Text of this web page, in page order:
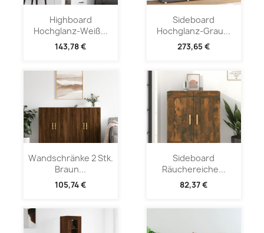
Highboard
Hochglanz-Weiß...
143,78 €
Sideboard
Hochglanz-Grau...
273,65 €
Wandschränke 2 Stk.
Braun...
105,74 €
Sideboard
Räuchereiche...
82,37 €